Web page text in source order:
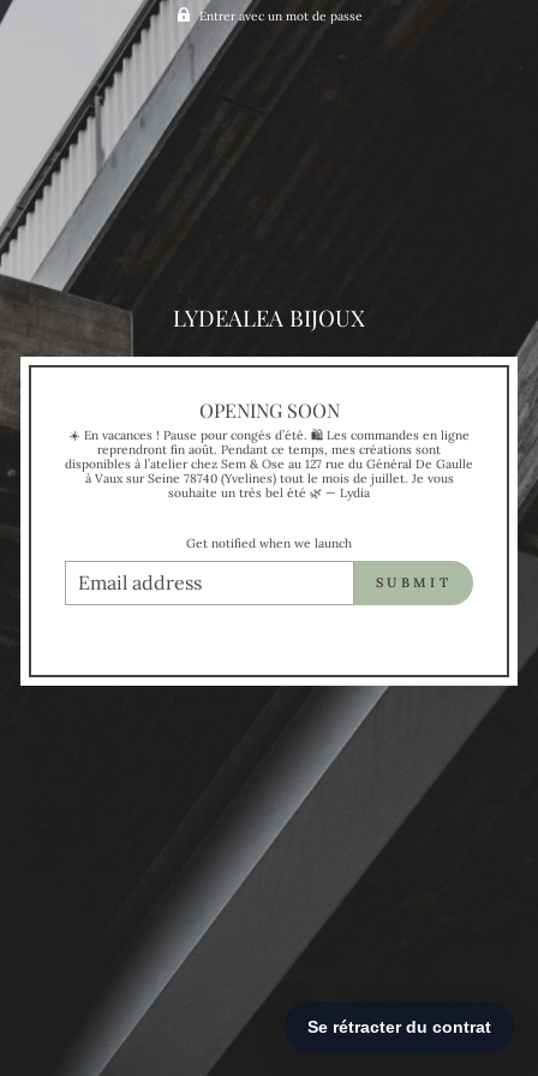
Entrer avec un mot de passe
LYDEALEA BIJOUX
OPENING SOON
☀️ En vacances ! Pause pour congés d’été. 🛍 Les commandes en ligne
reprendront fin août. Pendant ce temps, mes créations sont
disponibles à l’atelier chez Sem & Ose au 127 rue du Général De Gaulle
à Vaux sur Seine 78740 (Yvelines) tout le mois de juillet. Je vous
souhaite un très bel été 🌿 — Lydia
Get notified when we launch
COURRIEL
SUBMIT